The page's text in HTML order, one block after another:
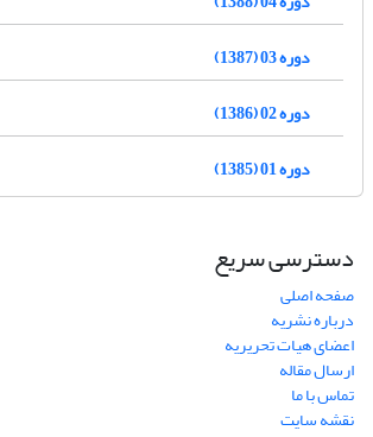
دوره 03 (1387)
دوره 02 (1386)
دوره 01 (1385)
دسترسی سریع
صفحه اصلی
درباره نشریه
اعضای هیات تحریریه
ارسال مقاله
تماس با ما
نقشه سایت